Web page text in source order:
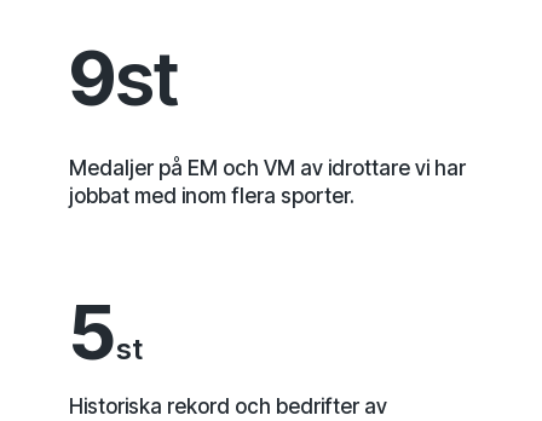
9st
Medaljer på EM och VM av idrottare vi har
jobbat med inom flera sporter.
5st
Historiska rekord och bedrifter av